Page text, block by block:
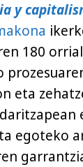
y
180
eta
egoteko